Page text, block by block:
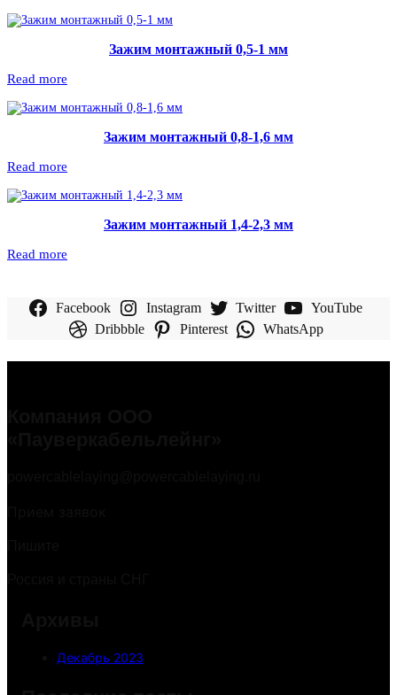
Зажим монтажный 0,5-1 мм
Read more
Зажим монтажный 0,8-1,6 мм
Read more
Зажим монтажный 1,4-2,3 мм
Read more
Facebook Instagram Twitter
YouTube
Dribbble
Pinterest WhatsApp
Декабрь 2023